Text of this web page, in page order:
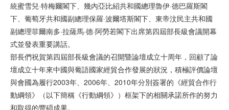
統蜜雪兒·特梅爾閣下、幾內亞比紹共和國總理魯伊·德巴羅斯閣
下、葡萄牙共和國副總理保羅·波爾塔斯閣下、東帝汶民主共和國
副總理菲爾南多·拉薩馬·德·阿勞若閣下出席第四屆部長級會議開幕
式並發表重要講話。
部長們祝賀第四屆部長級會議的召開暨論壇成立十周年，回顧了論
壇成立十年來中國與葡語國家經貿合作發展的狀況，積極評價論壇
與會國為履行2003年、2006年、2010年分別簽署的《經貿合作行
動綱領》（以下簡稱《行動綱領》）框架下的相關承諾所作的努力
和取得的豐碩成果。